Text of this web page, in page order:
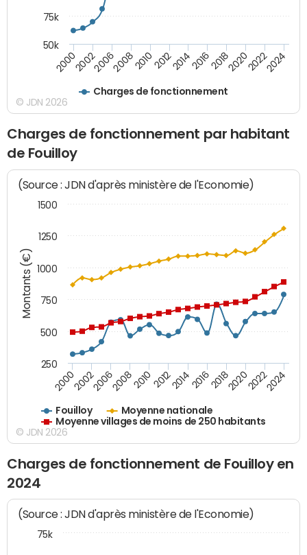
Charges de fonctionnement
200020022006200820102012201420162018202020222024
50k
75k
© JDN 2026
Charges de fonctionnement par habitant
de Fouilloy
Montants (€)
(Source : JDN d'après ministère de l'Economie)
Fouilloy
Moyenne nationale
Moyenne villages de moins de 250 habitants
200020022006200820102012201420162018202020222024
250
500
750
1000
1250
1500
© JDN 2026
Charges de fonctionnement de Fouilloy en
2024
(Source : JDN d'après ministère de l'Economie)
75k